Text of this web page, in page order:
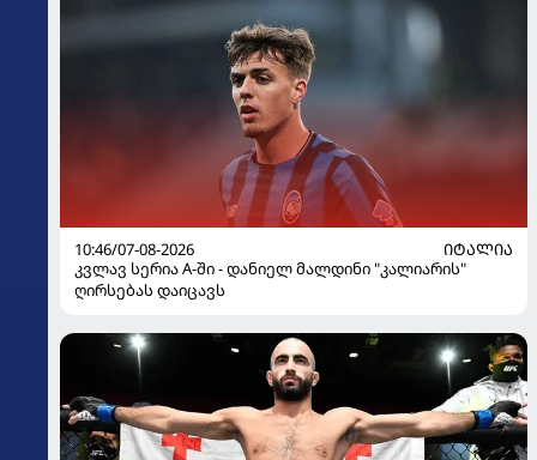
10:46/07-08-2026
ᲘᲢᲐᲚᲘᲐ
კვლავ სერია A-ში - დანიელ მალდინი "კალიარის"
ღირსებას დაიცავს